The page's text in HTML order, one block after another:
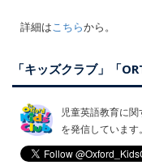
詳細はこちらから。
「キッズクラブ」「
児童英語教育に
を発信しています。